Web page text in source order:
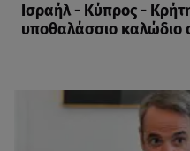
Ισραήλ - Κύπρος -
υποθαλάσσιο καλώδιο